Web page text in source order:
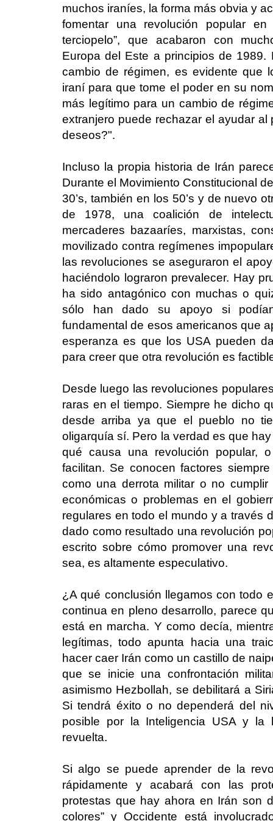
muchos iraníes, la forma más obvia y
fomentar una revolución popular
terciopelo”, que acabaron con
Europa del Este a principios de
cambio de régimen, es evidente que
iraní para que tome el poder en su
más legítimo para un cambio de
extranjero puede rechazar el ayudar
deseos?".
Incluso la propia historia de Irán
Durante el Movimiento Constitucional
30’s, también en los 50’s y de nuevo
de 1978, una coalición de
mercaderes bazaaríes, marxistas,
movilizado contra regímenes
las revoluciones se aseguraron el
haciéndolo lograron prevalecer. Hay
ha sido antagónico con muchas o
sólo han dado su apoyo si
fundamental de esos americanos que
esperanza es que los USA pueden
para creer que otra revolución es
Desde luego las revoluciones
raras en el tiempo. Siempre he dicho
desde arriba ya que el pueblo no
oligarquía sí. Pero la verdad es que
qué causa una revolución popular,
facilitan. Se conocen factores
como una derrota militar o no
económicas o problemas en el
regulares en todo el mundo y a través
dado como resultado una revolución
escrito sobre cómo promover una
sea, es altamente especulativo.
¿A qué conclusión llegamos con todo
continua en pleno desarrollo, parece
está en marcha. Y como decía,
legítimas, todo apunta hacia una
hacer caer Irán como un castillo de
que se inicie una confrontación
asimismo Hezbollah, se debilitará a
Si tendrá éxito o no dependerá del
posible por la Inteligencia USA y la
revuelta.
Si algo se puede aprender de la
rápidamente y acabará con las
protestas que hay ahora en Irán son
colores” y Occidente está